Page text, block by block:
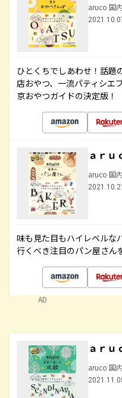
aruco 国内
ひとくちでしあわせ！話題
店おやつ、一流パティシエ
京おやつガイドの決定版！
ａｒ
aruco 国内
味も見た目もハイレベルな
行くべき注目のパン屋さん
AD
ａｒ
aruco 国内